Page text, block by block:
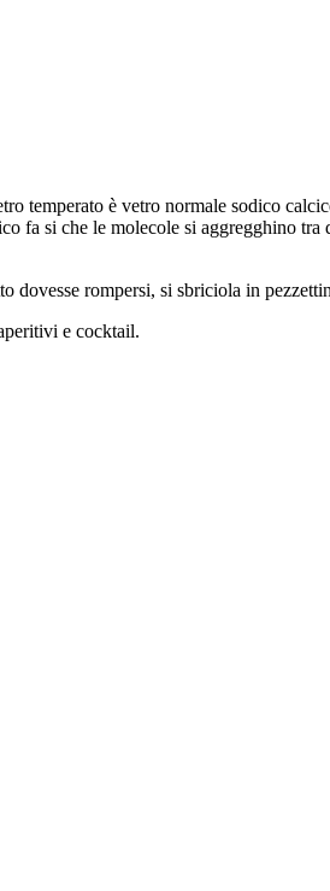
temperato è vetro normale sodico
fa si che le molecole si aggregghino
dovesse rompersi, si sbriciola in
e cocktail.